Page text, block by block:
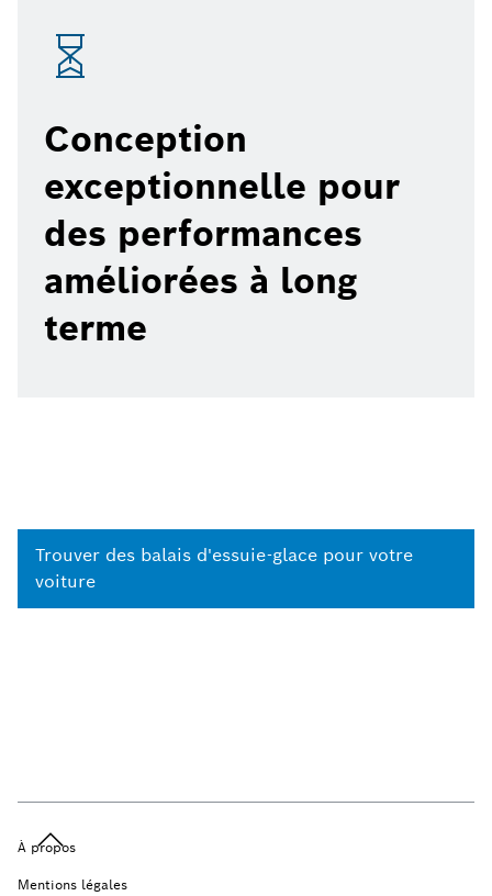
Conception
exceptionnelle pour
des performances
améliorées à long
terme
Trouver des balais d'essuie-glace pour votre
voiture
À propos
Mentions légales